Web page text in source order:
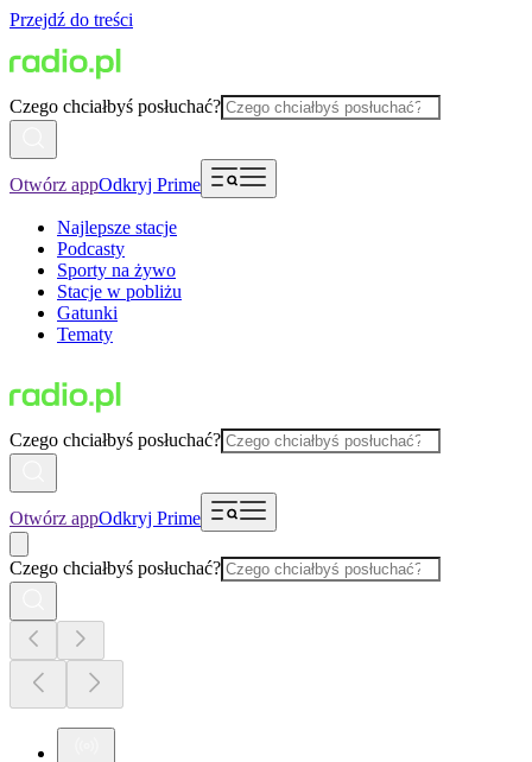
Przejdź do treści
Czego chciałbyś posłuchać?
Otwórz appOdkryj Prime
Najlepsze stacje
Podcasty
Sporty na żywo
Stacje w pobliżu
Gatunki
Tematy
Czego chciałbyś posłuchać?
Otwórz appOdkryj Prime
Czego chciałbyś posłuchać?